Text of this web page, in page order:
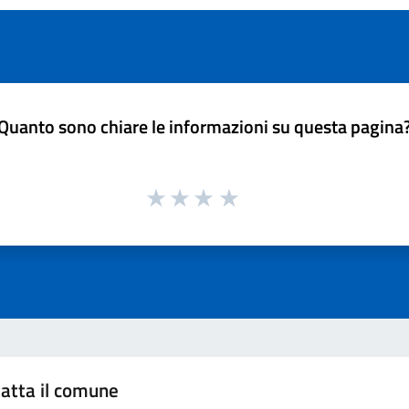
sono chiare le informazioni su questa
il comune